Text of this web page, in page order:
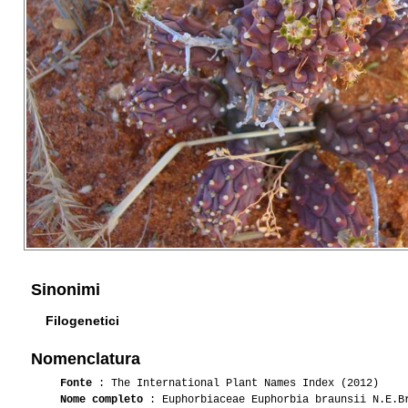
Sinonimi
Filogenetici
Nomenclatura
Fonte : The International Plant Names Index (2012)
Nome completo : Euphorbiaceae Euphorbia braunsii